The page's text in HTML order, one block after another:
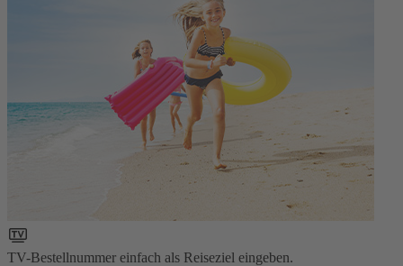
TV-Bestellnummer einfach als Reiseziel eingeben.